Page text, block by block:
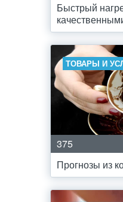
Быстрый
ТОВАРЫ И
375
Прогнозы из